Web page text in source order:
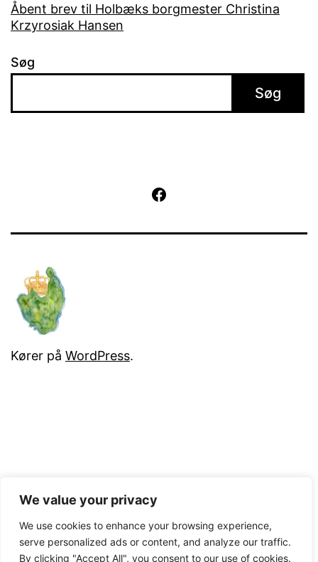
We value your privacy
We use cookies to enhance your browsing experience,
serve personalized ads or content, and analyze our traffic.
By clicking "Accept All", you consent to our use of cookies.
Åbent brev til Holbæks borgmester Christina
Krzyrosiak Hansen
Søg
Søg
Kører på WordPress.